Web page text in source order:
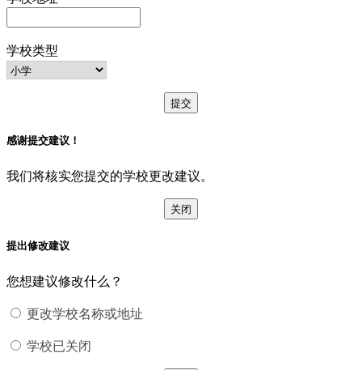
学校类型
提交
感谢提交建议！
我们将核实您提交的学校更改建议。
关闭
提出修改建议
您想建议修改什么？
更改学校名称或地址
学校已关闭